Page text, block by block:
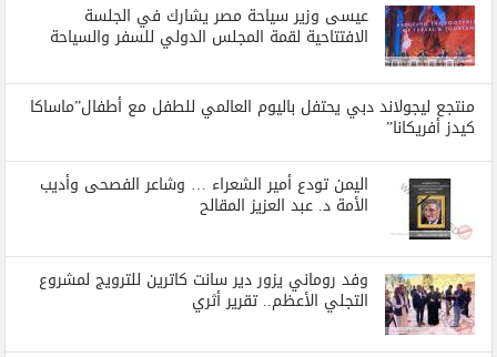
عيسى وزير سياحة مصر يشارك في الجلسة
الافتتاحية لقمة المجلس الدولي للسفر والسياحة
منتجع ليجولاند دبي يحتفل باليوم العالمي للطفل مع أطفال”ماساكا
كيدز أفريكانا”
اليمن تودع أمير الشعراء … وشاعر الفصحى وأديب
الأمة د. عبد العزيز المقالح
وفد روماني يزور دير سانت كاترين للترويج لمشروع
التجلي الأعظم.. تقرير أثري